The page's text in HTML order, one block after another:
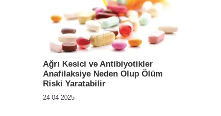
Ağrı Kesici ve Antibiyotikler
Anafilaksiye Neden Olup Ölüm
Riski Yaratabilir
24-04-2025